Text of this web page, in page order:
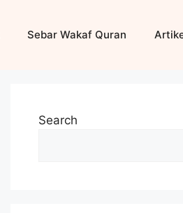
Sebar Wakaf Quran
Search